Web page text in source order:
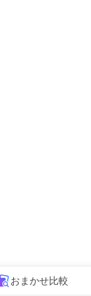
おまかせ比較